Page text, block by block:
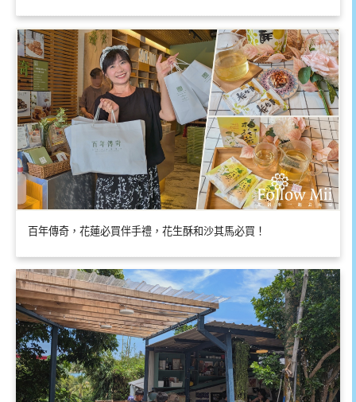
百年傳奇，花蓮必買伴手禮，花生酥和沙其馬必買！